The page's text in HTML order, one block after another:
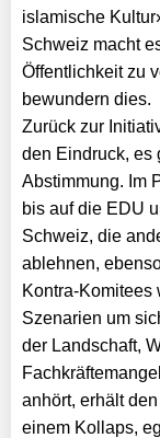
islamische
Schweiz macht
Öffentlichkeit zu
bewundern dies.
Zurück zur
den Eindruck, es
Abstimmung. Im
bis auf die EDU
Schweiz, die
ab­lehnen,
Kontra-
Szenarien um
der Landschaft,
anhört, erhält
einem Kollaps,